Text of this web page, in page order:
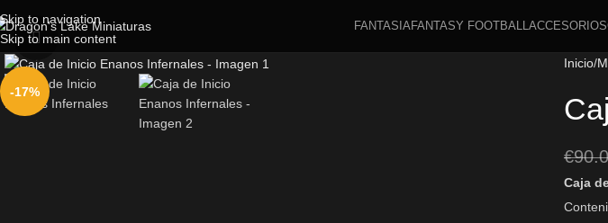
Skip to navigation
Skip to main content
FANTASIAFANTASY FOOTBALLACCESORIOS
-17%
Click to enlarge
Inicio
€
Caja